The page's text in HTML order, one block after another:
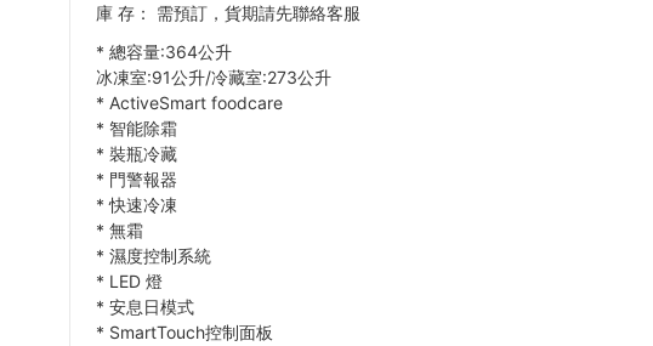
庫 存：
需預訂，貨期請先聯絡客服
* 總容量:364公升
冰凍室:91公升/冷藏室:273公升
* ActiveSmart foodcare
* 智能除霜
* 裝瓶冷藏
* 門警報器
* 快速冷凍
* 無霜
* 濕度控制系統
* LED 燈
* 安息日模式
* SmartTouch控制面板